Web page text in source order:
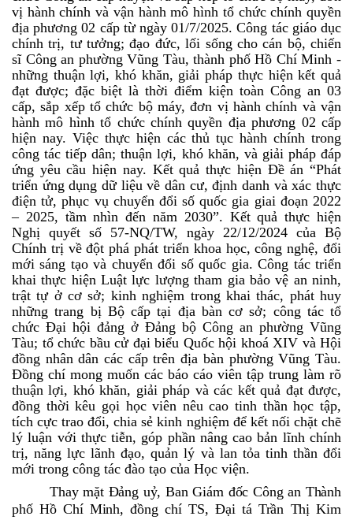
vị hành chính và vận hành mô hình tổ chức chính quyền
địa phương 02 cấp từ ngày 01/7/2025. Công tác giáo dục
chính trị, tư tưởng; đạo đức, lối sống cho cán bộ, chiến
sĩ Công an phường Vũng Tàu, thành phố Hồ Chí Minh -
những thuận lợi, khó khăn, giải pháp thực hiện kết quả
đạt được; đặc biệt là thời điểm kiện toàn Công an 03
cấp, sắp xếp tổ chức bộ máy, đơn vị hành chính và vận
hành mô hình tổ chức chính quyền địa phương 02 cấp
hiện nay. Việc thực hiện các thủ tục hành chính trong
công tác tiếp dân; thuận lợi, khó khăn, và giải pháp đáp
ứng yêu cầu hiện nay. Kết quả thực hiện Đề án “Phát
triển ứng dụng dữ liệu về dân cư, định danh và xác thực
điện tử, phục vụ chuyển đổi số quốc gia giai đoạn 2022
– 2025, tầm nhìn đến năm 2030”. Kết quả thực hiện
Nghị quyết số 57-NQ/TW, ngày 22/12/2024 của Bộ
Chính trị về đột phá phát triển khoa học, công nghệ, đổi
mới sáng tạo và chuyển đổi số quốc gia. Công tác triển
khai thực hiện Luật lực lượng tham gia bảo vệ an ninh,
trật tự ở cơ sở; kinh nghiệm trong khai thác, phát huy
những trang bị Bộ cấp tại địa bàn cơ sở; công tác tổ
chức Đại hội đảng ở Đảng bộ Công an phường Vũng
Tàu; tổ chức bầu cử đại biểu Quốc hội khoá XIV và Hội
đồng nhân dân các cấp trên địa bàn phường Vũng Tàu.
Đồng chí mong muốn các báo cáo viên tập trung làm rõ
thuận lợi, khó khăn, giải pháp và các kết quả đạt được,
đồng thời kêu gọi học viên nêu cao tinh thần học tập,
tích cực trao đổi, chia sẻ kinh nghiệm để kết nối chặt chẽ
lý luận với thực tiễn, góp phần nâng cao bản lĩnh chính
trị, năng lực lãnh đạo, quản lý và lan tỏa tinh thần đổi
mới trong công tác đào tạo của Học viện.
Thay mặt Đảng uỷ, Ban Giám đốc Công an Thành
phố Hồ Chí Minh,đồng chí TS, Đại tá Trần Thị Kim